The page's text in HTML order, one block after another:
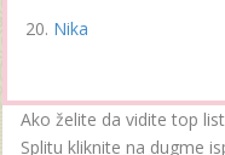
Nika
Ako želite da vidite top
Splitu kliknite na dugme